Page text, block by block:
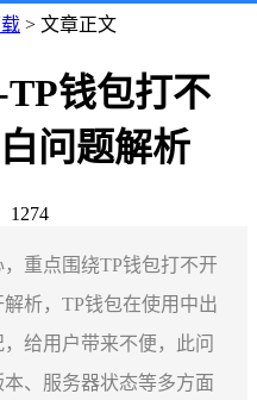
> 文章正文
钱包打不
问题解析
1274
重点围绕TP钱包打不开
析，TP钱包在使用中出
给用户带来不便，此问
、服务器状态等多方面